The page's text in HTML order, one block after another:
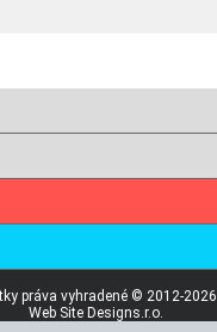
práva vyhradené © 2012-2026
Web Site Designs.r.o.